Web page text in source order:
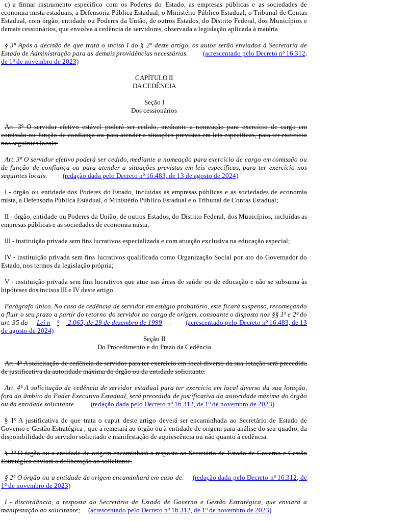
c) a firmar instrumento específico com os Poderes do Estado, as empresas públicas e as sociedades de
economia mista estaduais, a Defensoria Pública Estadual, o Ministério Público Estadual, o Tribunal de Contas
Estadual, com órgão, entidade ou Poderes da União, de outros Estados, do Distrito Federal, dos Municípios e
demais cessionários, que envolva a cedência de servidores, observada a legislação aplicada à matéria.
§ 3º Após a decisão de que trata o inciso I do § 2º deste artigo, os autos serão enviados à Secretaria de
Estado de Administração para as demais providências necessárias.
(acrescentado pelo Decreto nº 16.312,
de 1º de novembro de 2023)
CAPÍTULO II
DA CEDÊNCIA
Seção I
Dos cessionários
Art. 3º O servidor efetivo estável poderá ser cedido, mediante a nomeação para exercício de cargo em
comissão ou função de confiança ou para atender a situações previstas em leis específicas, para ter exercício
nos seguintes locais:
Art. 3º O servidor efetivo poderá ser cedido, mediante a nomeação para exercício de cargo em comissão ou
de função de confiança ou para atender a situações previstas em leis específicas, para ter exercício nos
seguintes locais:
(redação dada pelo Decreto nº 16.483, de 13 de agosto de 2024)
I - órgão ou entidade dos Poderes do Estado, incluídas as empresas públicas e as sociedades de economia
mista, a Defensoria Pública Estadual, o Ministério Público Estadual e o Tribunal de Contas Estadual;
II - órgão, entidade ou Poderes da União, de outros Estados, do Distrito Federal, dos Municípios, incluídas as
empresas públicas e as sociedades de economia mista;
III - instituição privada sem fins lucrativos especializada e com atuação exclusiva na educação especial;
IV - instituição privada sem fins lucrativos qualificada como Organização Social por ato do Governador do
Estado, nos termos da legislação própria;
V - instituição privada sem fins lucrativos que atue nas áreas de saúde ou de educação e não se subsuma às
hipóteses dos incisos III e IV deste artigo.
Parágrafo único. No caso de cedência de servidor em estágio probatório, este ficará suspenso, recomeçando
a fluir o seu prazo a partir do retorno do servidor ao cargo de origem, consoante o disposto nos §§ 1º e 2º do
art. 35 da
Lei n º 2.065, de 29 de dezembro de 1999 .
(acrescentado pelo Decreto nº 16.483, de 13
de agosto de 2024)
Seção II
Do Procedimento e do Prazo da Cedência
Art. 4º A solicitação de cedência de servidor para ter exercício em local diverso da sua lotação será precedida
de justificativa da autoridade máxima do órgão ou da entidade solicitante.
Art. 4º A solicitação de cedência de servidor estadual para ter exercício em local diverso da sua lotação,
fora do âmbito do Poder Executivo Estadual, será precedida de justificativa da autoridade máxima do órgão
ou da entidade solicitante.
(redação dada pelo Decreto nº 16.312, de 1º de novembro de 2023)
§ 1º A justificativa de que trata o caput deste artigo deverá ser encaminhada ao Secretário de Estado de
Governo e Gestão Estratégica , que a remetará ao órgão ou à entidade de origem para análise do seu quadro, da
disponibilidade do servidor solicitado e manifestação de aquiescência ou não quanto à cedência.
§ 2º O órgão ou a entidade de origem encaminhará a resposta ao Secretário de Estado de Governo e Gestão
Estratégica enviará a deliberação ao solicitante.
§ 2º O órgão ou a entidade de origem encaminhará em caso de:
(redação dada pelo Decreto nº 16.312, de
1º de novembro de 2023)
I - discordância, a resposta ao Secretário de Estado de Governo e Gestão Estratégica, que enviará a
manifestação ao solicitante;
(acrescentado pelo Decreto nº 16.312, de 1º de novembro de 2023)